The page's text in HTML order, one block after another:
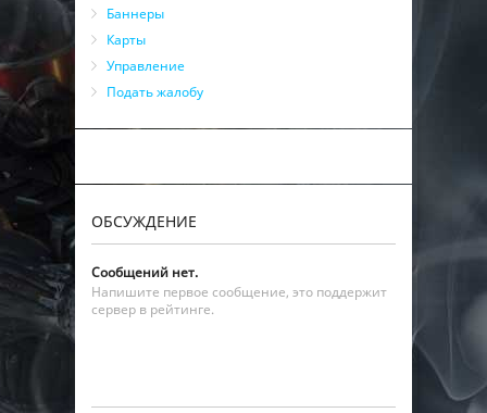
Баннеры
Карты
Управление
Подать жалобу
ОБСУЖДЕНИЕ
Сообщений нет.
Напишите первое сообщение, это поддержит
сервер в рейтинге.